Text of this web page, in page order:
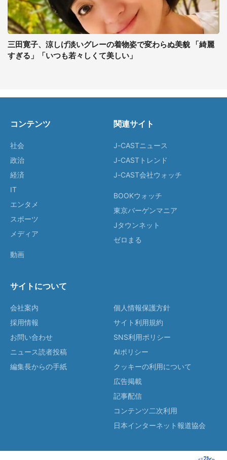
三田寛子、涼しげ淡いグレーの着物姿で変わらぬ美貌 「綺麗
すぎる」「いつも若々しくて美しい」
コンテンツ
社会
政治
経済
IT
エンタメ
スポーツ
メディア
動画
関連サイト
J-CASTニュース
J-CASTトレンド
J-CAST会社ウォッチ
BOOKウォッチ
東京バーゲンマニア
Jタウンネット
ゼロまる
サイトについて
会社案内
採用情報
お問い合わせ
ニュース読者投稿
編集長からの手紙
個人情報保護方針
サイト利用規約
SNS利用ポリシー
AIポリシー
クッキーの利用について
広告掲載
記事配信
コンテンツ二次利用
日本インターネット報道協会